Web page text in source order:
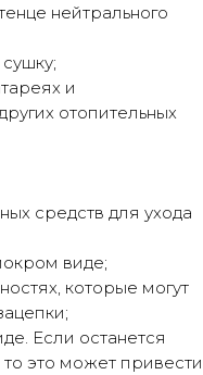
нейтрального
и
отопительных
средств для ухода
виде;
которые могут
Если останется
это может привести
картой